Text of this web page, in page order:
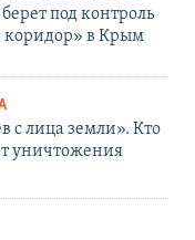
под контроль
коридор» в Крым
с лица земли». Кто
уничтожения